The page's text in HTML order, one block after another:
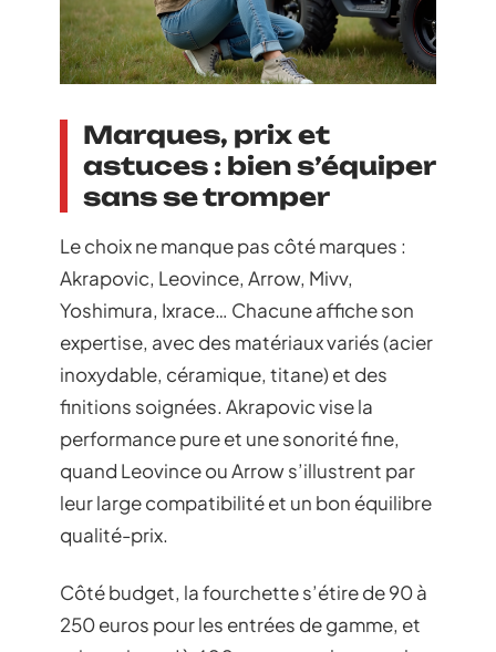
Marques, prix et
astuces : bien s’équiper
sans se tromper
Le choix ne manque pas côté marques :
Akrapovic, Leovince, Arrow, Mivv,
Yoshimura, Ixrace… Chacune affiche son
expertise, avec des matériaux variés (acier
inoxydable, céramique, titane) et des
finitions soignées. Akrapovic vise la
performance pure et une sonorité fine,
quand Leovince ou Arrow s’illustrent par
leur large compatibilité et un bon équilibre
qualité-prix.
Côté budget, la fourchette s’étire de 90 à
250 euros pour les entrées de gamme, et